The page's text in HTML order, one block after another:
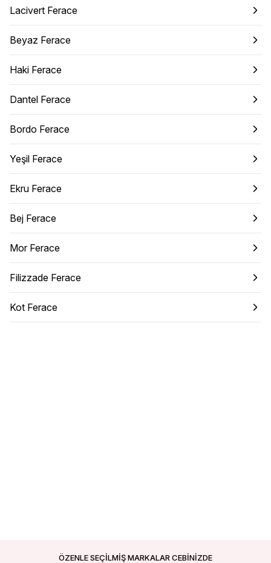
Lacivert Ferace
Beyaz Ferace
Haki Ferace
Dantel Ferace
Bordo Ferace
Yeşil Ferace
Ekru Ferace
Bej Ferace
Mor Ferace
Filizzade Ferace
Kot Ferace
ÖZENLE SEÇİLMİŞ MARKALAR CEBİNİZDE